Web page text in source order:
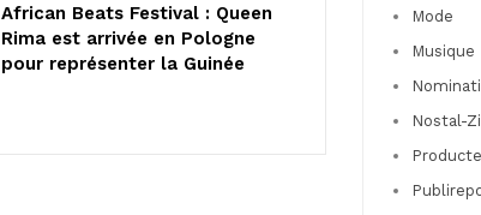
African Beats Festival : Queen
Rima est arrivée en Pologne
pour représenter la Guinée
Mode
Musique
Nostal-